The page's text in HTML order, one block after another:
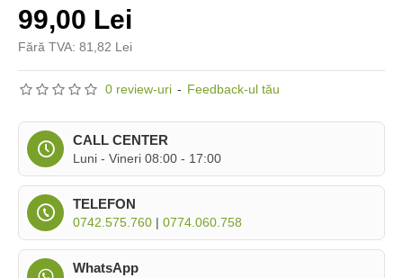
0 review-uri - Feedback-ul tău
99,00 Lei
Fără TVA: 81,82 Lei
CALL CENTER
Luni - Vineri 08:00 - 17:00
TELEFON
0742.575.760 | 0774.060.758
WhatsApp